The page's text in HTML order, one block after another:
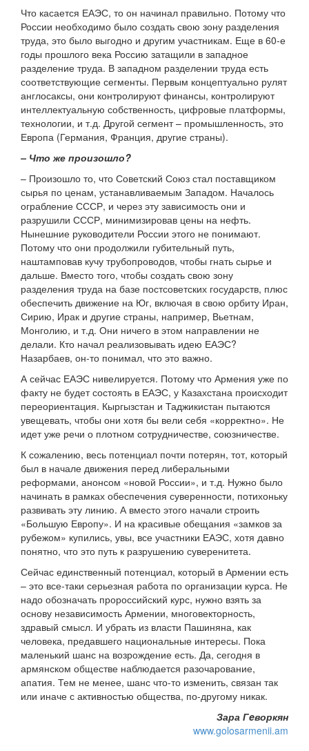
Что касается ЕАЭС, то он начинал правильно. Потому что
России необходимо было создать свою зону разделения
труда, это было выгодно и другим участникам. Еще в 60-е
годы прошлого века Россию затащили в западное
разделение труда. В западном разделении труда есть
соответствующие сегменты. Первым концептуально рулят
англосаксы, они контролируют финансы, контролируют
интеллектуальную собственность, цифровые платформы,
технологии, и т.д. Другой сегмент – промышленность, это
Европа (Германия, Франция, другие страны).
– Что же произошло?
– Произошло то, что Советский Союз стал поставщиком
сырья по ценам, устанавливаемым Западом. Началось
ограбление СССР, и через эту зависимость они и
разрушили СССР, минимизировав цены на нефть.
Нынешние руководители России этого не понимают.
Потому что они продолжили губительный путь,
наштамповав кучу трубопроводов, чтобы гнать сырье и
дальше. Вместо того, чтобы создать свою зону
разделения труда на базе постсоветских государств, плюс
обеспечить движение на Юг, включая в свою орбиту Иран,
Сирию, Ирак и другие страны, например, Вьетнам,
Монголию, и т.д. Они ничего в этом направлении не
делали. Кто начал реализовывать идею ЕАЭС?
Назарбаев, он-то понимал, что это важно.
А сейчас ЕАЭС нивелируется. Потому что Армения уже по
факту не будет состоять в ЕАЭС, у Казахстана происходит
переориентация. Кыргызстан и Таджикистан пытаются
увещевать, чтобы они хотя бы вели себя «корректно». Не
идет уже речи о плотном сотрудничестве, союзничестве.
К сожалению, весь потенциал почти потерян, тот, который
был в начале движения перед либеральными
реформами, анонсом «новой России», и т.д. Нужно было
начинать в рамках обеспечения суверенности, потихоньку
развивать эту линию. А вместо этого начали строить
«Большую Европу». И на красивые обещания «замков за
рубежом» купились, увы, все участники ЕАЭС, хотя давно
понятно, что это путь к разрушению суверенитета.
Сейчас единственный потенциал, который в Армении есть
– это все-таки серьезная работа по организации курса. Не
надо обозначать пророссийский курс, нужно взять за
основу независимость Армении, многовекторность,
здравый смысл. И убрать из власти Пашиняна, как
человека, предавшего национальные интересы. Пока
маленький шанс на возрождение есть. Да, сегодня в
армянском обществе наблюдается разочарование,
апатия. Тем не менее, шанс что-то изменить, связан так
или иначе с активностью общества, по-другому никак.
Зара Гeворкян
www.golosarmenii.am